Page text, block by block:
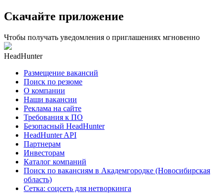
Скачайте приложение
Чтобы получать уведомления о приглашениях мгновенно
HeadHunter
Размещение вакансий
Поиск по резюме
О компании
Наши вакансии
Реклама на сайте
Требования к ПО
Безопасный HeadHunter
HeadHunter API
Партнерам
Инвесторам
Каталог компаний
Поиск по вакансиям в Академгородке (Новосибирская
область)
Сетка: соцсеть для нетворкинга